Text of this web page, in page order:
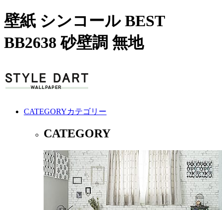
壁紙 シンコール BEST
BB2638 砂壁調 無地
CATEGORYカテゴリー
CATEGORY